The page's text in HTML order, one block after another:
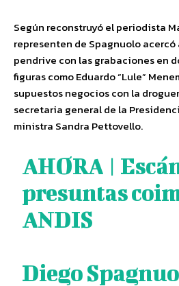
Según reconstruyó el periodista
representen de Spagnuolo acercó
pendrive con las grabaciones en
figuras como Eduardo “Lule”
supuestos negocios con la
secretaria general de la
ministra Sandra Pettovello.
AHORA |
presuntas
ANDIS
Diego